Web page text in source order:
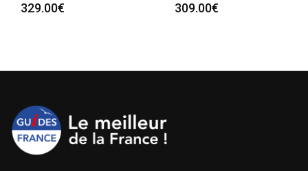
329.00€ 309.00€